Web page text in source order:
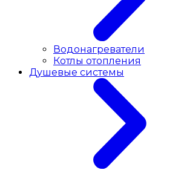
Водонагреватели
Котлы отопления
Душевые системы